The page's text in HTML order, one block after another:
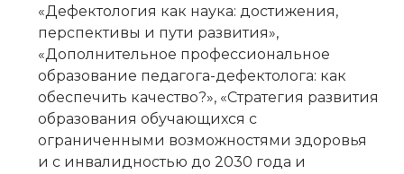
«Дефектология как наука: достижения,
перспективы и пути развития»,
«Дополнительное профессиональное
образование педагога-дефектолога: как
обеспечить качество?», «Стратегия развития
образования обучающихся с
ограниченными возможностями здоровья
и с инвалидностью до 2030 года и